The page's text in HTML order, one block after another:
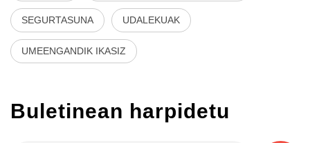
SEGURTASUNA UDALEKUAK
UMEENGANDIK IKASIZ
Buletinean harpidetu